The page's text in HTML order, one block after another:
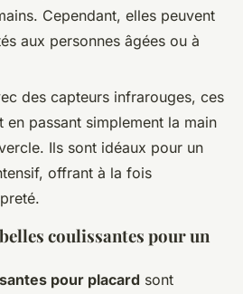
Cependant, elles peuvent
aux personnes âgées ou à
des capteurs infrarouges, ces
en passant simplement la main
Ils sont idéaux pour un
offrant à la fois
coulissantes pour un
pour placard sont